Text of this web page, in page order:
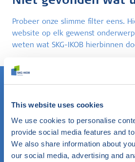
This website uses cookies
We use cookies to personalise
provide social media features and
We also share information about
our social media, advertising and
Probeer onze slimme filter eens.
website op elk gewenst
weten wat SKG-IKOB hierbinnen
Weet u wat u zoekt? Gebruik dan dit
OF
Kies een onderwerp